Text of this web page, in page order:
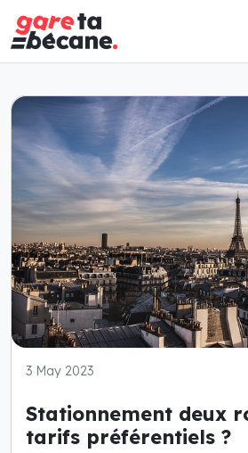
3 May 2023
Stationnement deux
tarifs préférentiels ?